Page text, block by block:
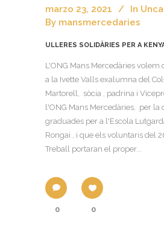
marzo 23, 2021 In
By mansmercedaries
ULLERES SOLIDÀRIES PER A
L'ONG Mans Mercedàries volem
a la Ivette Valls exalumna del
Martorell, sòcia , padrina i
l'ONG Mans Mercedàries, per la
graduades per a l'Escola
Rongai , i que els voluntaris del
Treball portaran el proper...
0 0